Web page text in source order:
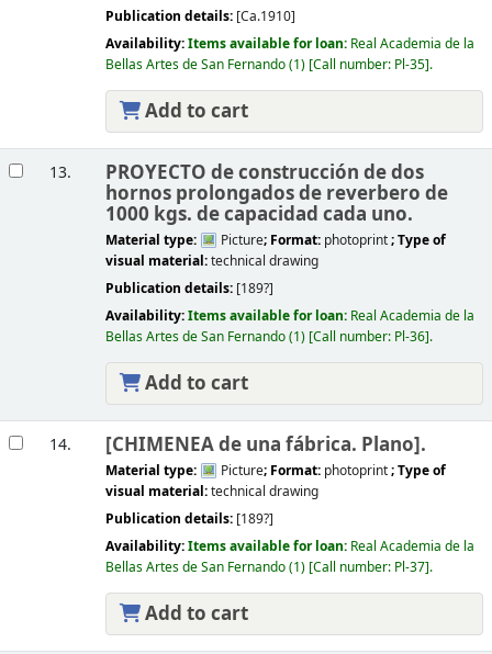
Publication details: [Ca.1910]
Availability:Items available for loan: Real Academia de la
Bellas Artes de San Fernando(1) Call number: Pl-35 .
Add to cart
13. PROYECTO de construcción de dos
hornos prolongados de reverbero de
1000 kgs. de capacidad cada uno.
Material type: Picture; Format: photoprint; Type of
visual material:technical drawing
Publication details: [189?]
Availability:Items available for loan: Real Academia de la
Bellas Artes de San Fernando(1) Call number: Pl-36 .
Add to cart
14. [CHIMENEA de una fábrica. Plano].
Material type: Picture; Format: photoprint; Type of
visual material:technical drawing
Publication details: [189?]
Availability:Items available for loan: Real Academia de la
Bellas Artes de San Fernando(1) Call number: Pl-37 .
Add to cart